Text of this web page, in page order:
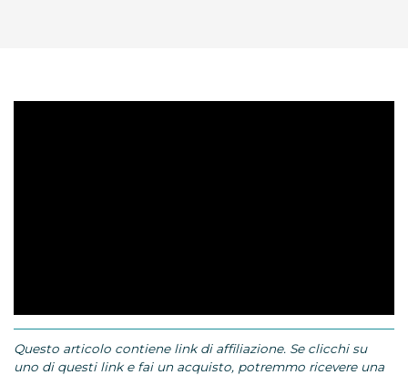
Questo articolo contiene link di affiliazione. Se clicchi su
uno di questi link e fai un acquisto, potremmo ricevere una